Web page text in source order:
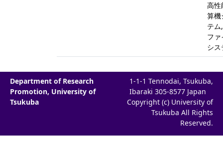
高性
算機
テ
ファ
シス
Department of Research
Promotion, University of
Tsukuba
1-1-1 Tennodai, Tsukuba,
Ibaraki 305-8577 Japan
Copyright (c) University of
Tsukuba All Rights
Reserved.